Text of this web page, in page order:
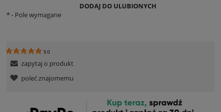
DODAJ DO ULUBIONYCH
*- Pole wymagane
5.0
zapytaj o produkt
poleć znajomemu